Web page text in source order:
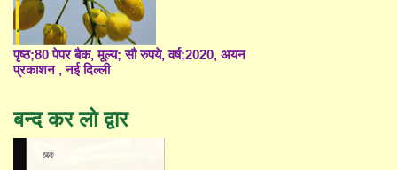
पृष्ठ;80 पेपर बैक, मूल्य; सौ रुपये, वर्ष;2020, अयन
प्रकाशन , नई दिल्ली
बन्द कर लो द्वार